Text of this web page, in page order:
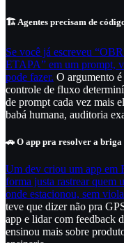
🏗️ Agentes precisam de
Se você já escreveu
ETAPA” em um prompt,
pode fazer. O argumento
controle de fluxo
de prompt cada vez mais
babá humana, auditoria
🚗 O app pra resolver a briga
Um dev criou um app em
forma justa rastrear quem
onde estacionou, sem
teve que dizer não pra
app e lidar com feedback
ensinou mais sobre